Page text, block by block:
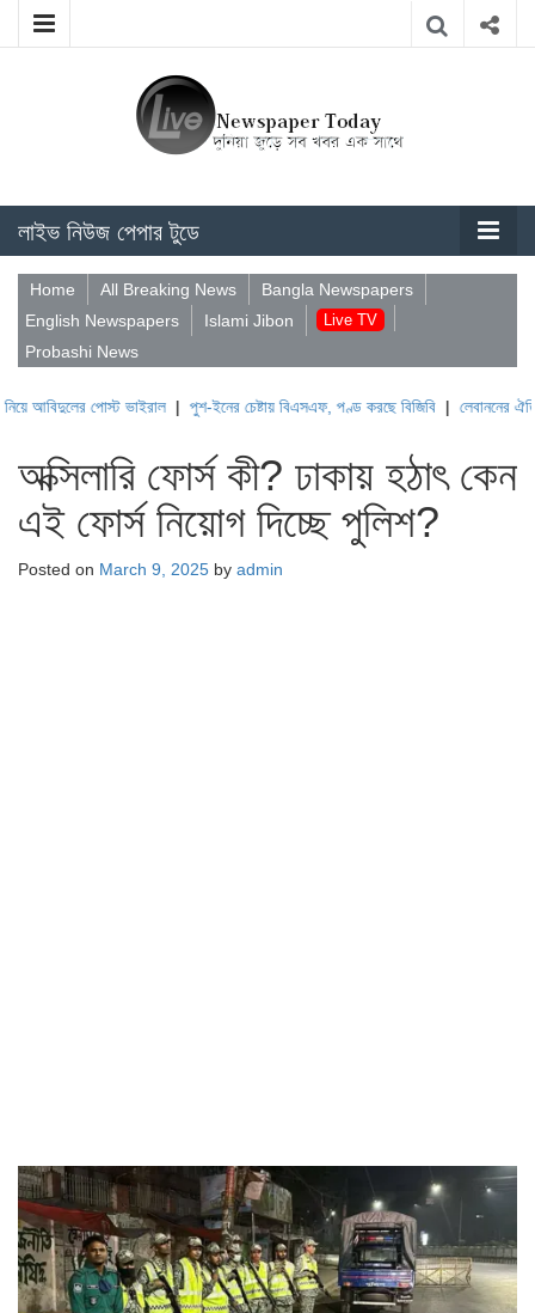
লাইভ নিউজ পেপার টুডে
Home All Breaking News
Bangla Newspapers
English Newspapers
Islami Jibon Live TV
Probashi News
পোস্ট ভাইরাল |পুশ-ইনের চেষ্টায় বিএসএফ, পণ্ড করছে বিজিবি|লেবাননের ঐতিহাসিক
অক্সিলারি ফোর্স কী? ঢাকায় হঠাৎ কেন
এই ফোর্স নিয়োগ দিচ্ছে পুলিশ?
Posted on March 9, 2025 by admin